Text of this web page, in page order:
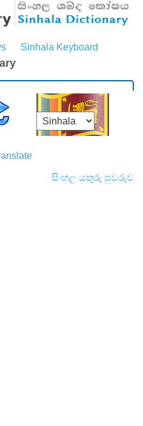
Sinhala Keyboard
සිංහල යතුරු පුවරුව